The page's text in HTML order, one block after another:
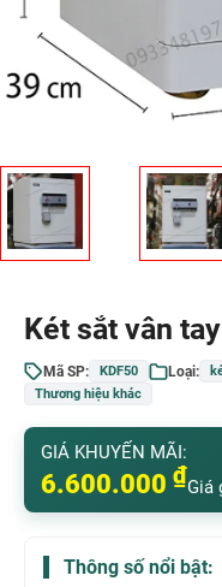
Két sắt vân
Mã SP: KDF50 Loại:
Thương hiệu khác
GIÁ KHUYẾN MÃI:
6.600.000 ₫Giá
Thông số nổi bật: